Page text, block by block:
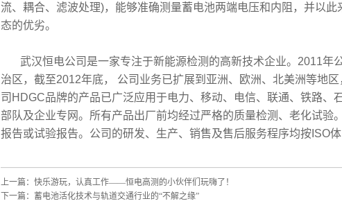
流、耦合、滤波处理)，能够准确测量蓄电池两端电压和内阻，并以
态的优劣。
武汉恒电公司是一家专注于新能源检测的高新技术企业。 2011年
治区，截至2012年底， 公司业务已扩展到亚洲、欧洲、北美洲等地区
司HDGC品牌的产品已广泛应用于电力、移动、电信、联通、铁路、
部队及企业专网。 所有产品出厂前均经过严格的质量检测、老化试验。
报告或试验报告。 公司的研发、生产、销售及售后服务程序均按ISO体
上一篇： 快乐游玩，认真工作——恒电高测的小伙伴们玩嗨了！
下一篇： 蓄电池活化技术与轨道交通行业的“不解之缘”